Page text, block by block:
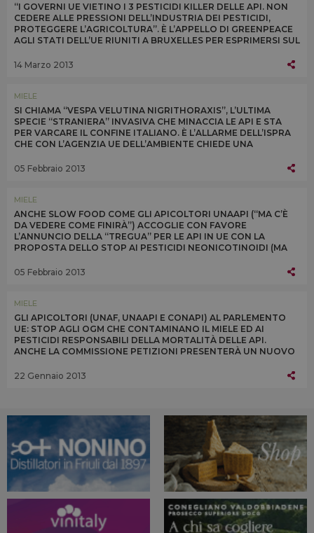
“I GOVERNI UE VIETINO I 3 PESTICIDI KILLER DELLE API. NON
CEDERE ALLE PRESSIONI DELL’INDUSTRIA DEI PESTICIDI,
PROTEGGERE L’AGRICOLTURA”. È L’APPELLO DI GREENPEACE
AGLI STATI DELL’UE RIUNITI A BRUXELLES PER ESPRIMERSI SUL
14 Marzo 2013
MIELE
SI CHIAMA “VESPA VELUTINA NIGRITHORAXIS”, L’ULTIMA
SPECIE “STRANIERA” INVASIVA CHE MINACCIA LE API E STA
PER VARCARE IL CONFINE ITALIANO. È L’ALLARME DELL’ISPRA
CHE CON L’AGENZIA UE DELL’AMBIENTE CHIEDE UNA
05 Febbraio 2013
MIELE
ANCHE SLOW FOOD COME GLI APICOLTORI UNAAPI (“MA C’È
DA VEDERE COME FINIRÀ”) ACCOGLIE CON FAVORE
L’ANNUNCIO DELLA “TREGUA” PER LE API IN UE CON LA
PROPOSTA DELLO STOP AI PESTICIDI NEONICOTINOIDI (MA
05 Febbraio 2013
MIELE
GLI APICOLTORI (UNAF, UNAAPI E CONAPI) AL PARLEMENTO
UE: STOP AGLI OGM CHE CONTAMINANO IL MIELE ED AI
PESTICIDI RESPONSABILI DELLA MORTALITÀ DELLE API.
ANCHE LA COMMISSIONE PETIZIONI PRESENTERÀ UN NUOVO
22 Gennaio 2013